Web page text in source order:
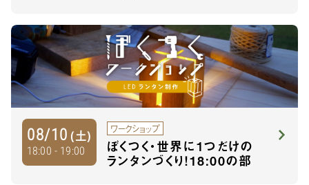
08/10 (土)
18:00 - 19:00
ワークショップ
ぼくつく・世界に1つだけの
ランタンづくり！18:00の部